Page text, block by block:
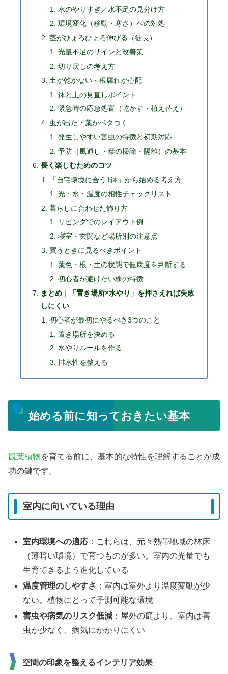
水のやりすぎ／水不足の見分け方
環境変化（移動・寒さ）への対処
茎がひょろひょろ伸びる（徒長）
光量不足のサインと改善策
切り戻しの考え方
土が乾かない・根腐れが心配
鉢と土の見直しポイント
緊急時の応急処置（乾かす・植え替え）
虫が出た・葉がベタつく
発生しやすい害虫の特徴と初期対応
予防（風通し・葉の掃除・隔離）の基本
長く楽しむためのコツ
「自宅環境に合う1鉢」から始める考え方
光・水・温度の相性チェックリスト
暮らしに合わせた飾り方
リビングでのレイアウト例
寝室・玄関など場所別の注意点
買うときに見るべきポイント
葉色・根・土の状態で健康度を判断する
初心者が避けたい株の特徴
まとめ｜「置き場所×水やり」を押さえれば失敗
しにくい
初心者が最初にやるべき3つのこと
置き場所を決める
水やりルールを作る
排水性を整える
始める前に知っておきたい基本
観葉植物を育てる前に、基本的な特性を理解することが成
功の鍵です。
室内に向いている理由
室内環境への適応 ：これらは、元々熱帯地域の林床
（薄暗い環境）で育つものが多い。室内の光量でも
生育できるよう進化している
温度管理のしやすさ ：室内は室外より温度変動が少
ない。植物にとって予測可能な環境
害虫や病気のリスク低減 ：屋外の庭より、室内は害
虫が少なく、病気にかかりにくい
空間の印象を整えるインテリア効果